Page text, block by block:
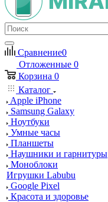
Сравнение0
Отложенные 0
Корзина 0
Каталог
Apple iPhone
Samsung Galaxy
Ноутбуки
Умные часы
Планшеты
Наушники и гарнитуры
Моноблоки
Игрушки Labubu
Google Pixel
Красота и здоровье